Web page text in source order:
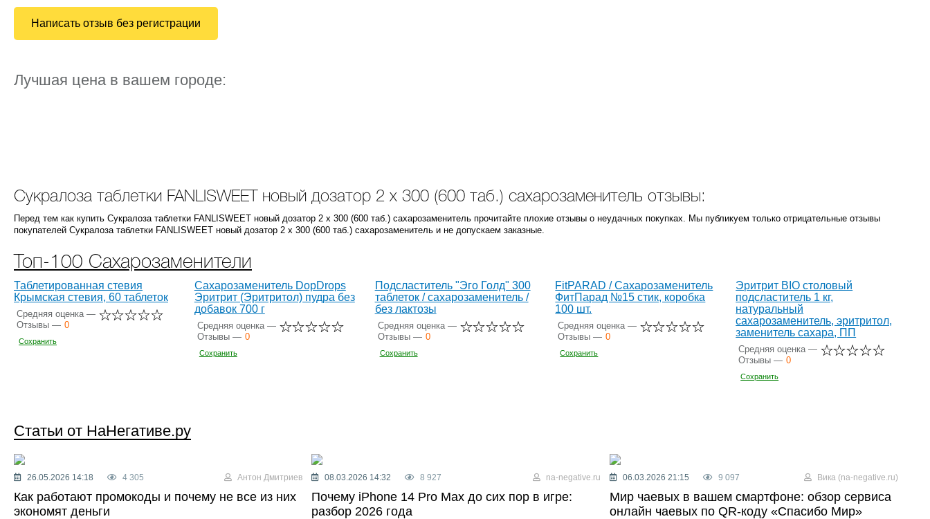
Написать отзыв без регистрации
Лучшая цена в вашем городе:
Cукралоза таблетки FANLISWEET новый дозатор 2 х 300 (600 таб.) сахарозаменитель отзывы:
Перед тем как купить Cукралоза таблетки FANLISWEET новый дозатор 2 х 300 (600 таб.) сахарозаменитель прочитайте плохие отзывы о неудачных покупках. Мы публикуем только отрицательные отзывы
покупателей Cукралоза таблетки FANLISWEET новый дозатор 2 х 300 (600 таб.) сахарозаменитель и не допускаем заказные.
Топ-100 Сахарозаменители
Таблетированная стевия
Крымская стевия, 60 таблеток
Средняя оценка —
Отзывы — 0
Сохранить
Сахарозаменитель DopDrops
Эритрит (Эритритол) пудра без
добавок 700 г
Средняя оценка —
Отзывы — 0
Сохранить
Подсластитель "Эго Голд" 300
таблеток / сахарозаменитель /
без лактозы
Средняя оценка —
Отзывы — 0
Сохранить
FitPARAD / Сахарозаменитель
ФитПарад №15 стик, коробка
100 шт.
Средняя оценка —
Отзывы — 0
Сохранить
Эритрит BIO столовый
подсластитель 1 кг,
натуральный
сахарозаменитель, эритритол,
заменитель сахара, ПП
Средняя оценка —
Отзывы — 0
Сохранить
Статьи от НаНегативе.ру
26.05.2026 14:18 4 305 Антон Дмитриев
Как работают промокоды и почему не все из них
экономят деньги
08.03.2026 14:32 8 927 na-negative.ru
Почему iPhone 14 Pro Max до сих пор в игре:
разбор 2026 года
06.03.2026 21:15 9 097 Вика (na-negative.ru)
Мир чаевых в вашем смартфоне: обзор сервиса
онлайн чаевых по QR-коду «Спасибо Мир»